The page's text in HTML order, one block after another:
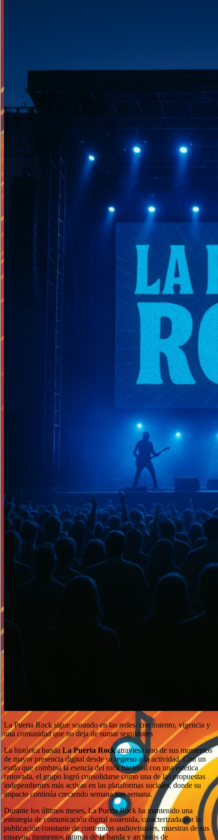
La Puerta Rock sigue sonando en las redes: crecimiento, vigencia y
una comunidad que no deja de sumar seguidores
La histórica banda La Puerta Rockatraviesa uno de sus momentos
de mayor presencia digital desde su regreso a la actividad. Con un
estilo que combina la esencia del rock nacional con una estética
renovada, el grupo logró consolidarse como una de las propuestas
independientes más activas en las plataformas sociales, donde su
impacto continúa creciendo semana tras semana.
Durante los últimos meses, La Puerta Rock ha mantenido una
estrategia de comunicación digital sostenida, caracterizada por la
publicación constante de contenidos audiovisuales, muestras de sus
ensayos, momentos íntimos de la banda y archivos de